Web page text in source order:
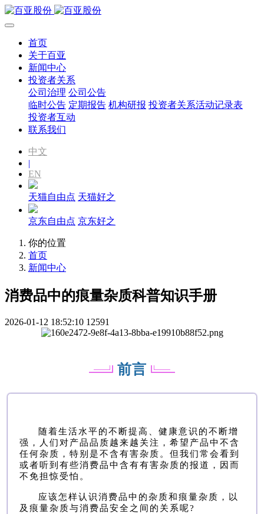
首页
关于百亚
新闻中心
投资者关系
公司治理 公司公告
临时公告 定期报告 机构研报 投资者关系活动记录表
投资者互动
联系我们
中文
|
EN
天猫自由点 天猫好之
京东自由点 京东好之
你的位置
首页
新闻中心
消费品中的痕量杂质科普知识手册
2026-01-12 18:52:10 12591
前言
随着生活水平的不断提高、健康意识的不断增
强，人们对产品品质越来越关注，希望产品中不含
任何杂质，特别是不含有害杂质。但我们常会看到
或者听到有些消费品中含有有害杂质的报道，因而
不免担惊受怕。
应该怎样认识消费品中的杂质和痕量杂质，以
及痕量杂质与消费品安全之间的关系呢?